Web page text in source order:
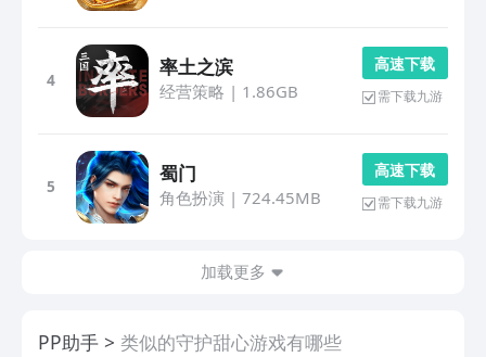
4
率土之滨
经营策略 | 1.86GB
高 速 下 载
需下载九游
5
蜀门
角色扮演 | 724.45MB
高 速 下 载
需下载九游
加载更多
PP助手 类似的守护甜心游戏有哪些